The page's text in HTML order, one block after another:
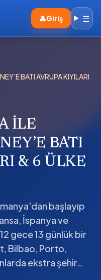
👤Giriş ☰
BATI AVRUPA KIYILARI
İLE
BATI
& 6 ÜLKE
başlayıp
İspanya ve
gece 13 günlük bir
Bilbao, Porto,
ekstra şehir…